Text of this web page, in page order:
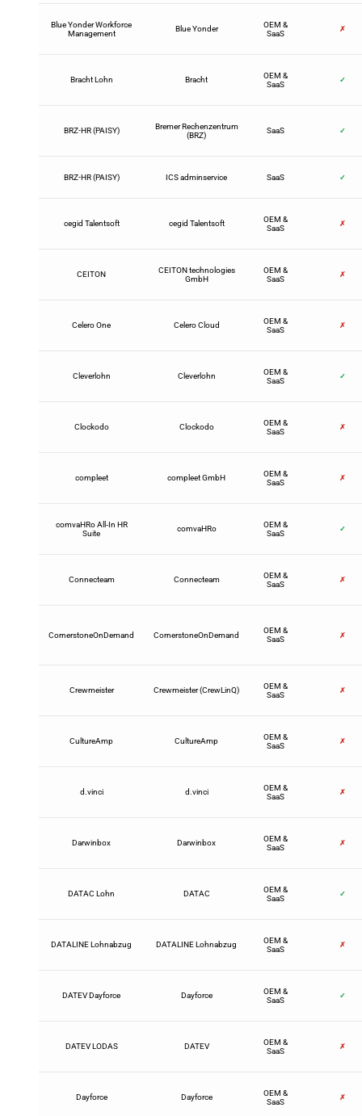
Blue Yonder Workforce
Management
Blue Yonder
OEM &
SaaS
✗
Bracht Lohn Bracht
OEM &
SaaS
✓
BRZ-HR (PAISY)
Bremer Rechenzentrum
(BRZ)
SaaS ✓
BRZ-HR (PAISY) ICS adminservice SaaS ✓
cegid Talentsoft cegid Talentsoft
OEM &
SaaS
✗
CEITON
CEITON technologies
GmbH
OEM &
SaaS
✗
Celero One Celero Cloud
OEM &
SaaS
✗
Cleverlohn Cleverlohn
OEM &
SaaS
✓
Clockodo Clockodo
OEM &
SaaS
✗
compleet compleet GmbH
OEM &
SaaS
✗
comvaHRo All‑In HR
Suite
comvaHRo
OEM &
SaaS
✓
Connecteam Connecteam
OEM &
SaaS
✗
CornerstoneOnDemand CornerstoneOnDemand
OEM &
SaaS
✗
Crewmeister Crewmeister (CrewLinQ)
OEM &
SaaS
✗
CultureAmp CultureAmp
OEM &
SaaS
✗
d.vinci d.vinci
OEM &
SaaS
✗
Darwinbox Darwinbox
OEM &
SaaS
✗
DATAC Lohn DATAC
OEM &
SaaS
✓
DATALINE Lohnabzug DATALINE Lohnabzug
OEM &
SaaS
✗
DATEV Dayforce Dayforce
OEM &
SaaS
✓
DATEV LODAS DATEV
OEM &
SaaS
✗
Dayforce Dayforce
OEM &
SaaS
✗